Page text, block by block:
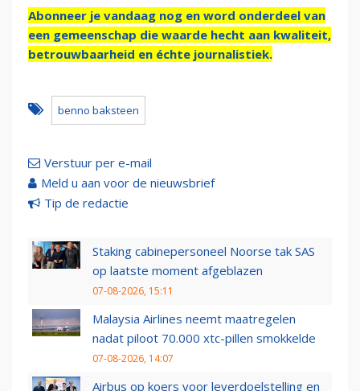
Abonneer je vandaag nog en word onderdeel van
een gemeenschap die waarde hecht aan kwaliteit,
betrouwbaarheid en échte journalistiek.
benno baksteen
Verstuur per e-mail
Meld u aan voor de nieuwsbrief
Tip de redactie
Staking cabinepersoneel Noorse tak SAS
op laatste moment afgeblazen
07-08-2026, 15:11
Malaysia Airlines neemt maatregelen
nadat piloot 70.000 xtc-pillen smokkelde
07-08-2026, 14:07
Airbus op koers voor leverdoelstelling en